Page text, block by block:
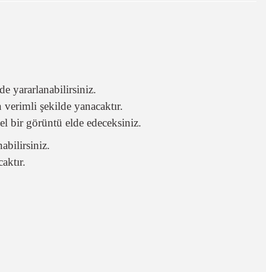
yararlanabilirsiniz.
şekilde yanacaktır.
bir görüntü elde edeceksiniz.